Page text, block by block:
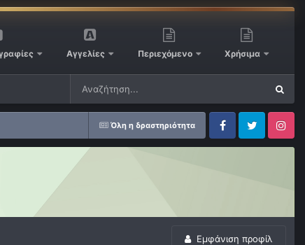
Αγγελίες Περιεχόμενο Χρήσιμα
Όλη η δραστηριότητα
FacebookTwitter Instagram
Εμφάνιση προφίλ